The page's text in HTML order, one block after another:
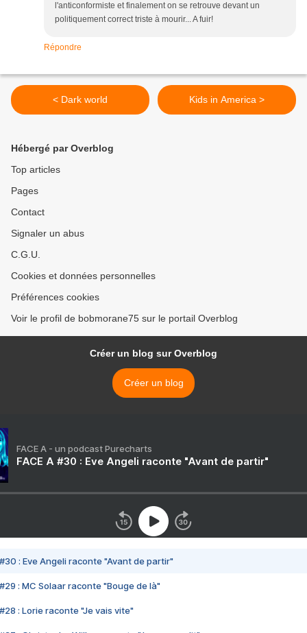
l'anticonformiste et finalement on se retrouve devant un
politiquement correct triste à mourir... A fuir!
Répondre
< Dark world Kids in America >
Hébergé par Overblog
Top articles
Pages
Contact
Signaler un abus
C.G.U.
Cookies et données personnelles
Préférences cookies
Voir le profil de bobmorane75 sur le portail Overblog
Créer un blog sur Overblog
Créer un blog
FACE A - un podcast Purecharts
FACE A #30 : Eve Angeli raconte "Avant de partir"
#30 : Eve Angeli raconte "Avant de partir"
#29 : MC Solaar raconte "Bouge de là"
#28 : Lorie raconte "Je vais vite"